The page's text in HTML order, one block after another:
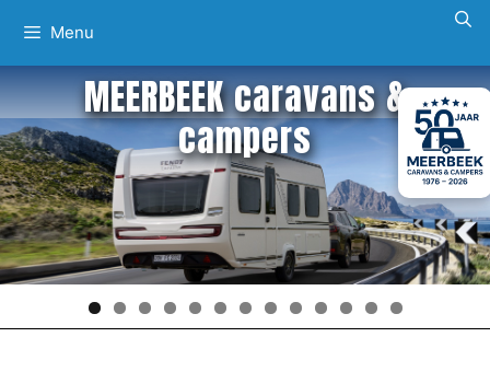
naar
de
inhoud
Menu
MEERBEEK caravans &
campers